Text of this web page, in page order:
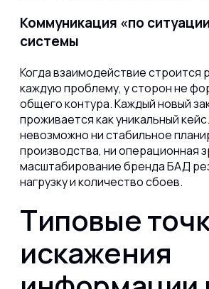
Коммуникация «по
системы
Когда взаимодействие строится
каждую проблему, у сторон не
общего контура. Каждый новый
проживается как уникальный
невозможно ни стабильное
производства, ни операционная
масштабирование бренда БАД
нагрузку и количество сбоев.
Типовые
искажения